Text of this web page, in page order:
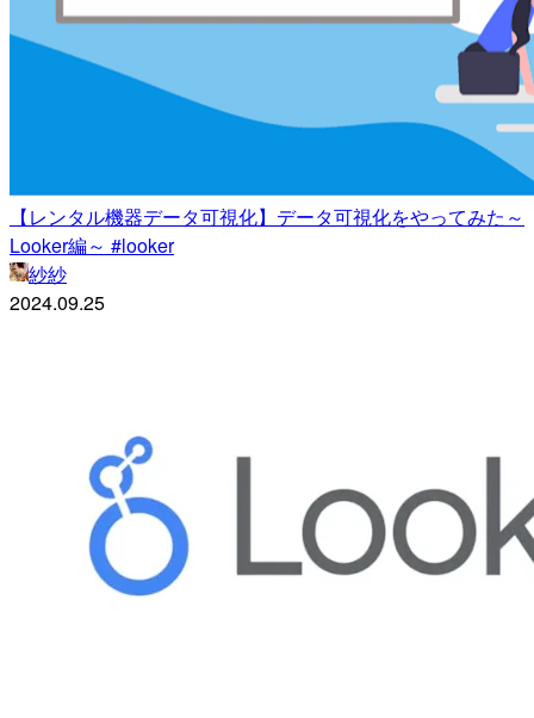
【レンタル機器データ可視化】データ可視化をやってみた～
Looker編～ #looker
紗紗
2024.09.25